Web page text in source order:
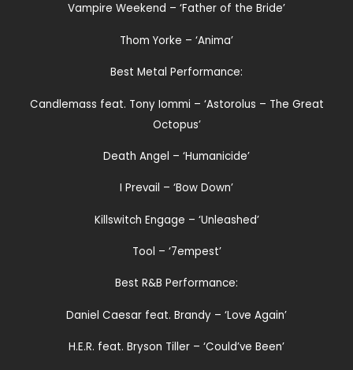
Vampire Weekend – ‘Father of the Bride’
Thom Yorke – ‘Anima’
Best Metal Performance:
Candlemass feat. Tony Iommi – ‘Astorolus – The Great
Octopus’
Death Angel – ‘Humanicide’
I Prevail – ‘Bow Down’
Killswitch Engage – ‘Unleashed’
Tool – ‘7empest’
Best R&B Performance:
Daniel Caesar feat. Brandy – ‘Love Again’
H.E.R. feat. Bryson Tiller – ‘Could’ve Been’